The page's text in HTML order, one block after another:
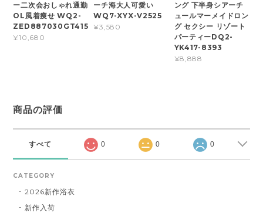
ー二次会おしゃれ通勤
OL風着痩せ WQ2-
ZED887030GT415
¥10,680
ーチ海大人可愛い
WQ7-XYX-V2525
¥3,580
ング 下半身シアーチ
ュールマーメイドロン
グ セクシー リゾート
パーティーDQ2-
YK417-8393
¥8,888
商品の評価
すべて 0 0 0
CATEGORY
2026新作浴衣
新作入荷